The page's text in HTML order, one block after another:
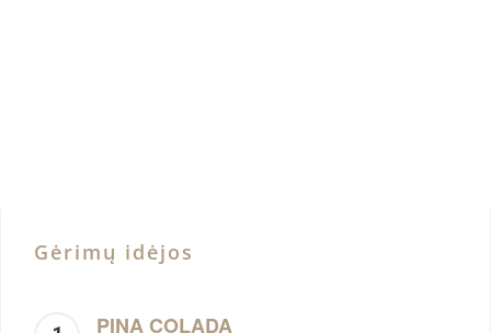
Gėrimų idėjos
PINA COLADA